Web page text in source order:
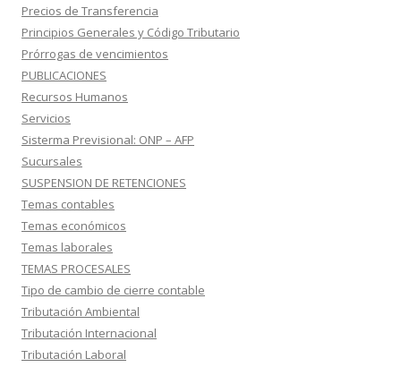
Precios de Transferencia
Principios Generales y Código Tributario
Prórrogas de vencimientos
PUBLICACIONES
Recursos Humanos
Servicios
Sisterma Previsional: ONP – AFP
Sucursales
SUSPENSION DE RETENCIONES
Temas contables
Temas económicos
Temas laborales
TEMAS PROCESALES
Tipo de cambio de cierre contable
Tributación Ambiental
Tributación Internacional
Tributación Laboral